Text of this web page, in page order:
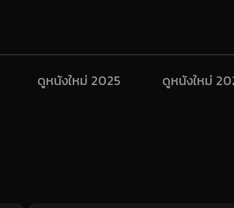
ดูหนังใหม่ 2025 ดูหนังใหม่